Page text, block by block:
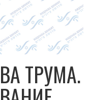
ТРУМА.